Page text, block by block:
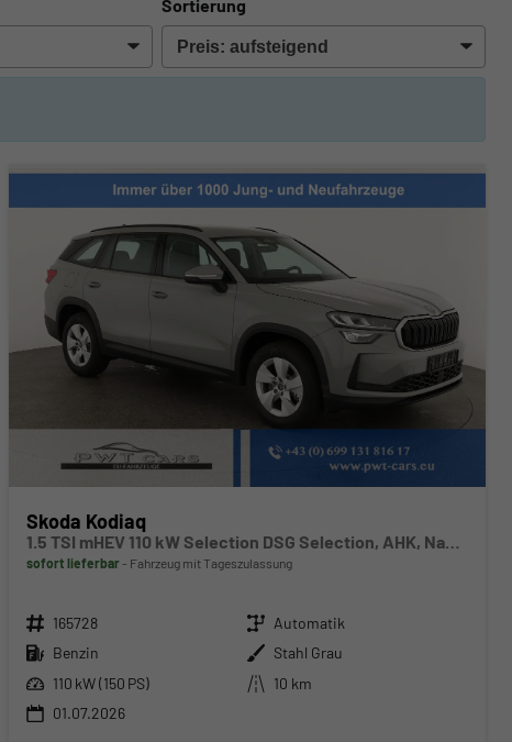
Sortierung
Skoda Kodiaq
1.5 TSI mHEV 110 kW Selection DSG Selection, AHK, Navi, Side, Kamera, Winter, 4 J.- Garantie
sofort lieferbar Fahrzeug mit Tageszulassung
Fahrzeugnr. 165728 Getriebe Automatik
Kraftstoff Benzin Außenfarbe Stahl Grau
Leistung 110 kW (150 PS) Kilometerstand
10 km
01.07.2026